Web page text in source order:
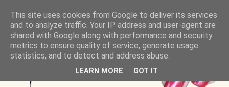
This site uses cookies from Google to deliver its services
and to analyze traffic. Your IP address and user-agent are
shared with Google along with performance and security
metrics to ensure quality of service, generate usage
statistics, and to detect and address abuse.
LEARN MORE GOT IT